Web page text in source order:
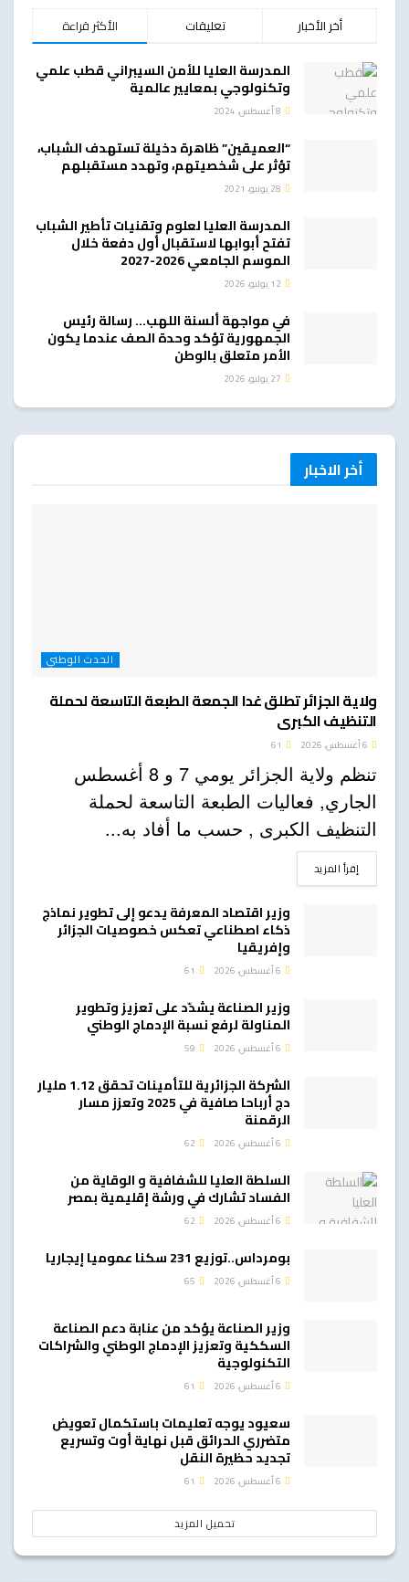
الأكثر قراءة تعليقات أخر الأخبار
المدرسة العليا للأمن السيبراني قطب علمي
وتكنولوجي بمعايير عالمية
“العميقين” ظاهرة دخيلة تستهدف الشباب،
تؤثر على شخصيتهم، وتهدد مستقبلهم
المدرسة العليا لعلوم وتقنيات تأطير الشباب
تفتح أبوابها لاستقبال أول دفعة خلال
الموسم الجامعي 2026-2027
في مواجهة ألسنة اللهب… رسالة رئيس
الجمهورية تؤكد وحدة الصف عندما يكون
الأمر متعلق بالوطن
أخر الاخبار
الحدث الوطني
ولاية الجزائر تطلق غدا الجمعة الطبعة التاسعة لحملة
التنظيف الكبرى
تنظم ولاية الجزائر يومي 7 و 8 أغسطس
الجاري, فعاليات الطبعة التاسعة لحملة
التنظيف الكبرى , حسب ما أفاد به...
إقرأ المزيدDETAILS
وزير اقتصاد المعرفة يدعو إلى تطوير نماذج
ذكاء اصطناعي تعكس خصوصيات الجزائر
وإفريقيا
وزير الصناعة يشدّد على تعزيز وتطوير
المناولة لرفع نسبة الإدماج الوطني
الشركة الجزائرية للتأمينات تحقق 1.12 مليار
دج أرباحا صافية في 2025 وتعزز مسار
الرقمنة
السلطة العليا للشفافية و الوقاية من
الفساد تشارك في ورشة إقليمية بمصر
بومرداس..توزيع 231 سكنا عموميا إيجاريا
وزير الصناعة يؤكد من عنابة دعم الصناعة
السككية وتعزيز الإدماج الوطني والشراكات
التكنولوجية
سعيود يوجه تعليمات باستكمال تعويض
متضرري الحرائق قبل نهاية أوت وتسريع
تجديد حظيرة النقل
تحميل المزيد